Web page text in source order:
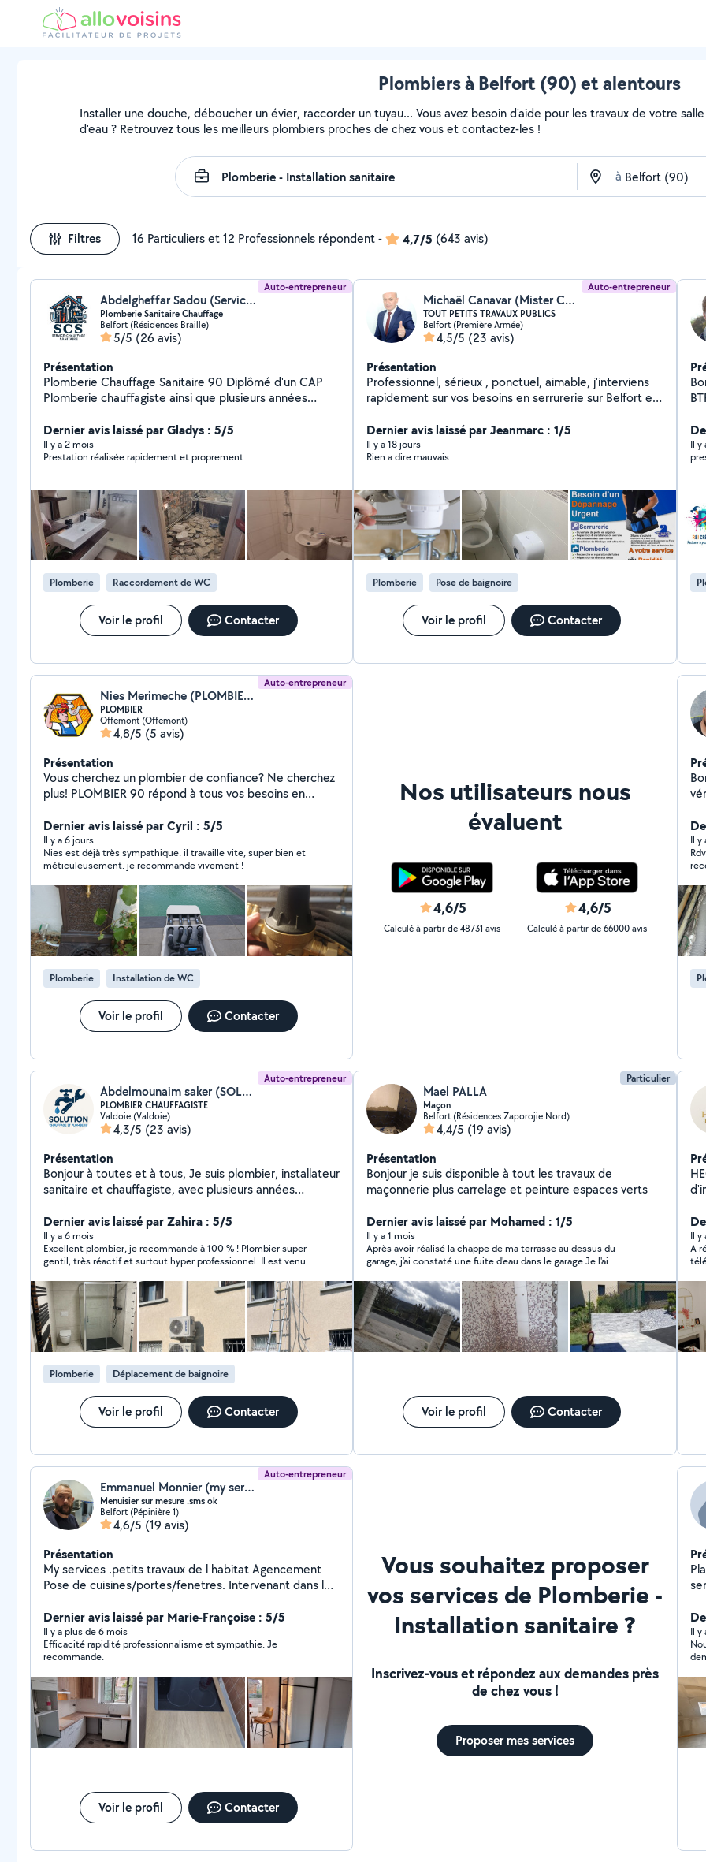
Plombiers à Belfort (90) et alentours
Installer une douche, déboucher un évier, raccorder un tuyau... Vous avez besoin d'aide pour les travaux de votre
d'eau ? Retrouvez tous les meilleurs plombiers proches de chez vous et contactez-les !
à
Filtres 16 Particuliers et 12 Professionnels répondent- 4,7/5 (643 avis)
Auto-entrepreneur
Abdelgheffar Sadou (Services Chauffage Sanitaire scs)
Plomberie Sanitaire Chauffage
Belfort (Résidences Braille)
5/5 (26 avis)
Présentation
Plomberie Chauffage Sanitaire 90 Diplômé d'un CAP
Plomberie chauffagiste ainsi que plusieurs années
(fuites, débouchage, etc.) Installation de sanitaires
(éviers, douches, WC...) Réparation et entretien de
chauffe-eaux Rénovation de plomberie Je suis basé à
Contactez-moi pour un devis gratuit ou une
intervention immédiate.
Dernier avis laissé par Gladys : 5/5
Il y a 2 mois
Prestation réalisée rapidement et proprement.
Plomberie Raccordement de WC
Voir le profil Contacter
Auto-entrepreneur
Michaël Canavar (Mister CANAVAR)
TOUT PETITS TRAVAUX PUBLICS
Belfort (Première Armée)
4,5/5 (23 avis)
Présentation
Professionnel, sérieux , ponctuel, aimable, j'interviens
rapidement sur vos besoins en serrurerie sur Belfort et
clés ) Je peux également intervenir sur vos soucis de
plomberie (débouchage WC, lavabos..), de chauffage
et d électricité (dépannage sur existant) J'ai plus de 30
la satisfaction du client.
Dernier avis laissé par Jeanmarc : 1/5
Il y a 18 jours
Rien a dire mauvais
Plomberie Pose de baignoire
Voir le profil Contacter
Il y
Auto-entrepreneur
Nies Merimeche (PLOMBIER 90)
PLOMBIER
Offemont (Offemont)
4,8/5 (5 avis)
Présentation
Vous cherchez un plombier de confiance? Ne cherchez
plus! PLOMBIER 90 répond à tous vos besoins en
réparations, des installations ou des urgences, je vous
propose un service fiable et de bonne qualité.
Dernier avis laissé par Cyril : 5/5
Il y a 6 jours
Nies est déjà très sympathique. il travaille vite, super bien et
méticuleusement. je recommande vivement !
Plomberie Installation de WC
Voir le profil Contacter
Nos utilisateurs nous
évaluent
4,6/5
Calculé à partir de 48731 avis
4,6/5
Calculé à partir de 66000 avis
Bonjour,
polyvalent,
Il y
Auto-entrepreneur
Abdelmounaim saker (SOLUTION CHAUFFAGE ET PLOMBERIE)
PLOMBIER CHAUFFAGISTE
Valdoie (Valdoie)
4,3/5 (23 avis)
Présentation
Bonjour à toutes et à tous, Je suis plombier, installateur
sanitaire et chauffagiste, avec plusieurs années
à l'écoute, je suis disponible pour vos travaux de
plomberie (dépannages, installations, fuites), vos
projets de chauffage (pose, entretien, dépannage),
Diagnostic chaudières et réparation DEPANNAGE
24H/24 7J/7 N'hésitez pas à me contacter, je me ferai
un plaisir de vous rendre service rapidement et
efficacement.
Dernier avis laissé par Zahira : 5/5
Il y a 6 mois
Excellent plombier, je recommande à 100 % ! Plombier super
gentil, très réactif et surtout hyper professionnel. Il est venu
le chantier immédiatement, sans perdre de temps. Il est très
bien équipé, travaille proprement et efficacement, et a
parfaitement réalisé ce que je souhaitais. Franchement, rien à
redire : sérieux, efficace et agréable. Top, top, top — je
recommande sans hésitation !
Plomberie Déplacement de baignoire
Voir le profil Contacter
Particulier
Mael PALLA
Maçon
Belfort (Résidences Zaporojie Nord)
4,4/5 (19 avis)
Présentation
Bonjour je suis disponible à tout les travaux de
maçonnerie plus carrelage et peinture espaces verts
Dernier avis laissé par Mohamed : 1/5
Il y a 1 mois
Après avoir réalisé la chappe de ma terrasse au dessus du
garage, j'ai constaté une fuite d'eau dans le garage.Je l'ai
nouvelles et je dois me debrouiller tout seul avec mon
infiltration d'eau
Voir le profil Contacter
et
Il y
A
Auto-entrepreneur
Emmanuel Monnier (my services)
Menuisier sur mesure .sms ok
Belfort (Pépinière 1)
4,6/5 (19 avis)
Présentation
My services .petits travaux de l habitat Agencement
Pose de cuisines/portes/fenetres. Intervenant dans les
kilometres .
Dernier avis laissé par Marie-Françoise : 5/5
Il y a plus de 6 mois
Efficacité rapidité professionnalisme et sympathie. Je
recommande.
Voir le profil Contacter
Vous souhaitez proposer
vos services de Plomberie -
Installation sanitaire ?
Inscrivez-vous et répondez aux demandes près
de chez vous !
Proposer mes services
Il y